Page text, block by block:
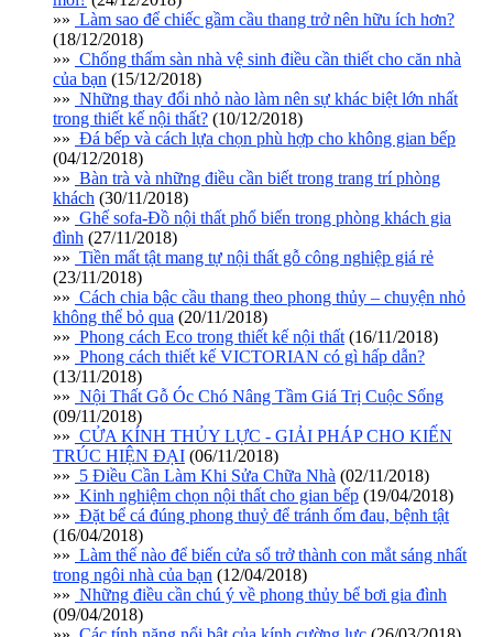
»» Làm sao để chiếc gầm cầu thang trở nên hữu ích hơn?
(18/12/2018)
»» Chống thấm sàn nhà vệ sinh điều cần thiết cho căn nhà
của bạn (15/12/2018)
»» Những thay đổi nhỏ nào làm nên sự khác biệt lớn nhất
trong thiết kế nội thất? (10/12/2018)
»» Đá bếp và cách lựa chọn phù hợp cho không gian bếp
(04/12/2018)
»» Bàn trà và những điều cần biết trong trang trí phòng
khách (30/11/2018)
»» Ghế sofa-Đồ nội thất phổ biến trong phòng khách gia
đình (27/11/2018)
»» Tiền mất tật mang tự nội thất gỗ công nghiệp giá rẻ
(23/11/2018)
»» Cách chia bậc cầu thang theo phong thủy – chuyện nhỏ
không thể bỏ qua (20/11/2018)
»» Phong cách Eco trong thiết kế nội thất (16/11/2018)
»» Phong cách thiết kế VICTORIAN có gì hấp dẫn?
(13/11/2018)
»» Nội Thất Gỗ Óc Chó Nâng Tầm Giá Trị Cuộc Sống
(09/11/2018)
»» CỬA KÍNH THỦY LỰC - GIẢI PHÁP CHO KIẾN
TRÚC HIỆN ĐẠI (06/11/2018)
»» 5 Điều Cần Làm Khi Sửa Chữa Nhà (02/11/2018)
»» Kinh nghiệm chọn nội thất cho gian bếp (19/04/2018)
»» Đặt bể cá đúng phong thuỷ để tránh ốm đau, bệnh tật
(16/04/2018)
»» Làm thế nào để biến cửa sổ trở thành con mắt sáng nhất
trong ngôi nhà của bạn (12/04/2018)
»» Những điều cần chú ý về phong thủy bể bơi gia đình
(09/04/2018)